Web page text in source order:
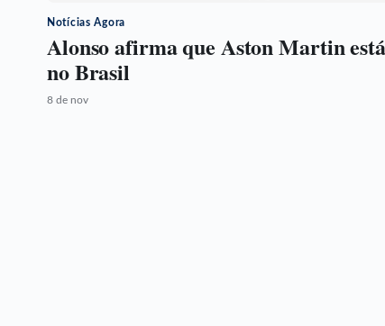
Notícias Agora
Alonso afirma que Aston Martin
no Brasil
8 de nov